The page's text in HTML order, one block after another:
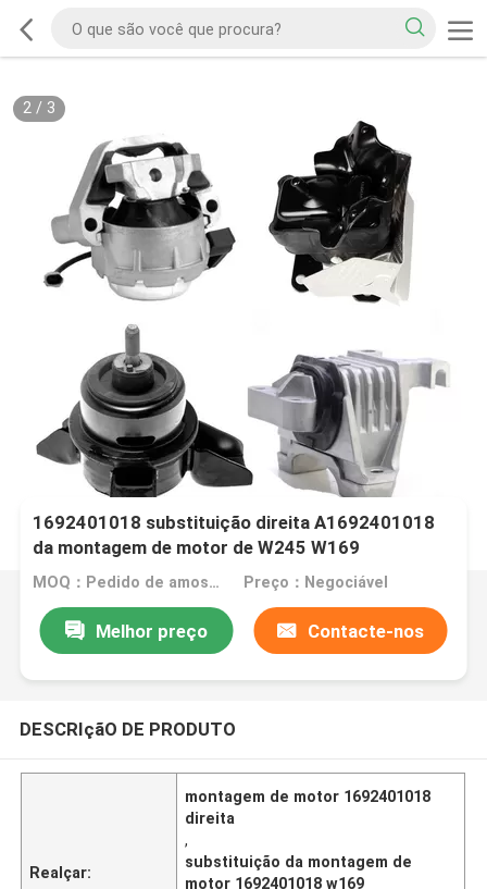
2/ 3
1692401018 substituição direita A1692401018
da montagem de motor de W245 W169
MOQ：Pedido de amostra ou teste é aceito Preço：Negociável
Melhor preço Contacte-nos
DESCRIçãO DE PRODUTO
Realçar:
montagem de motor 1692401018
direita
,
substituição da montagem de
motor 1692401018 w169